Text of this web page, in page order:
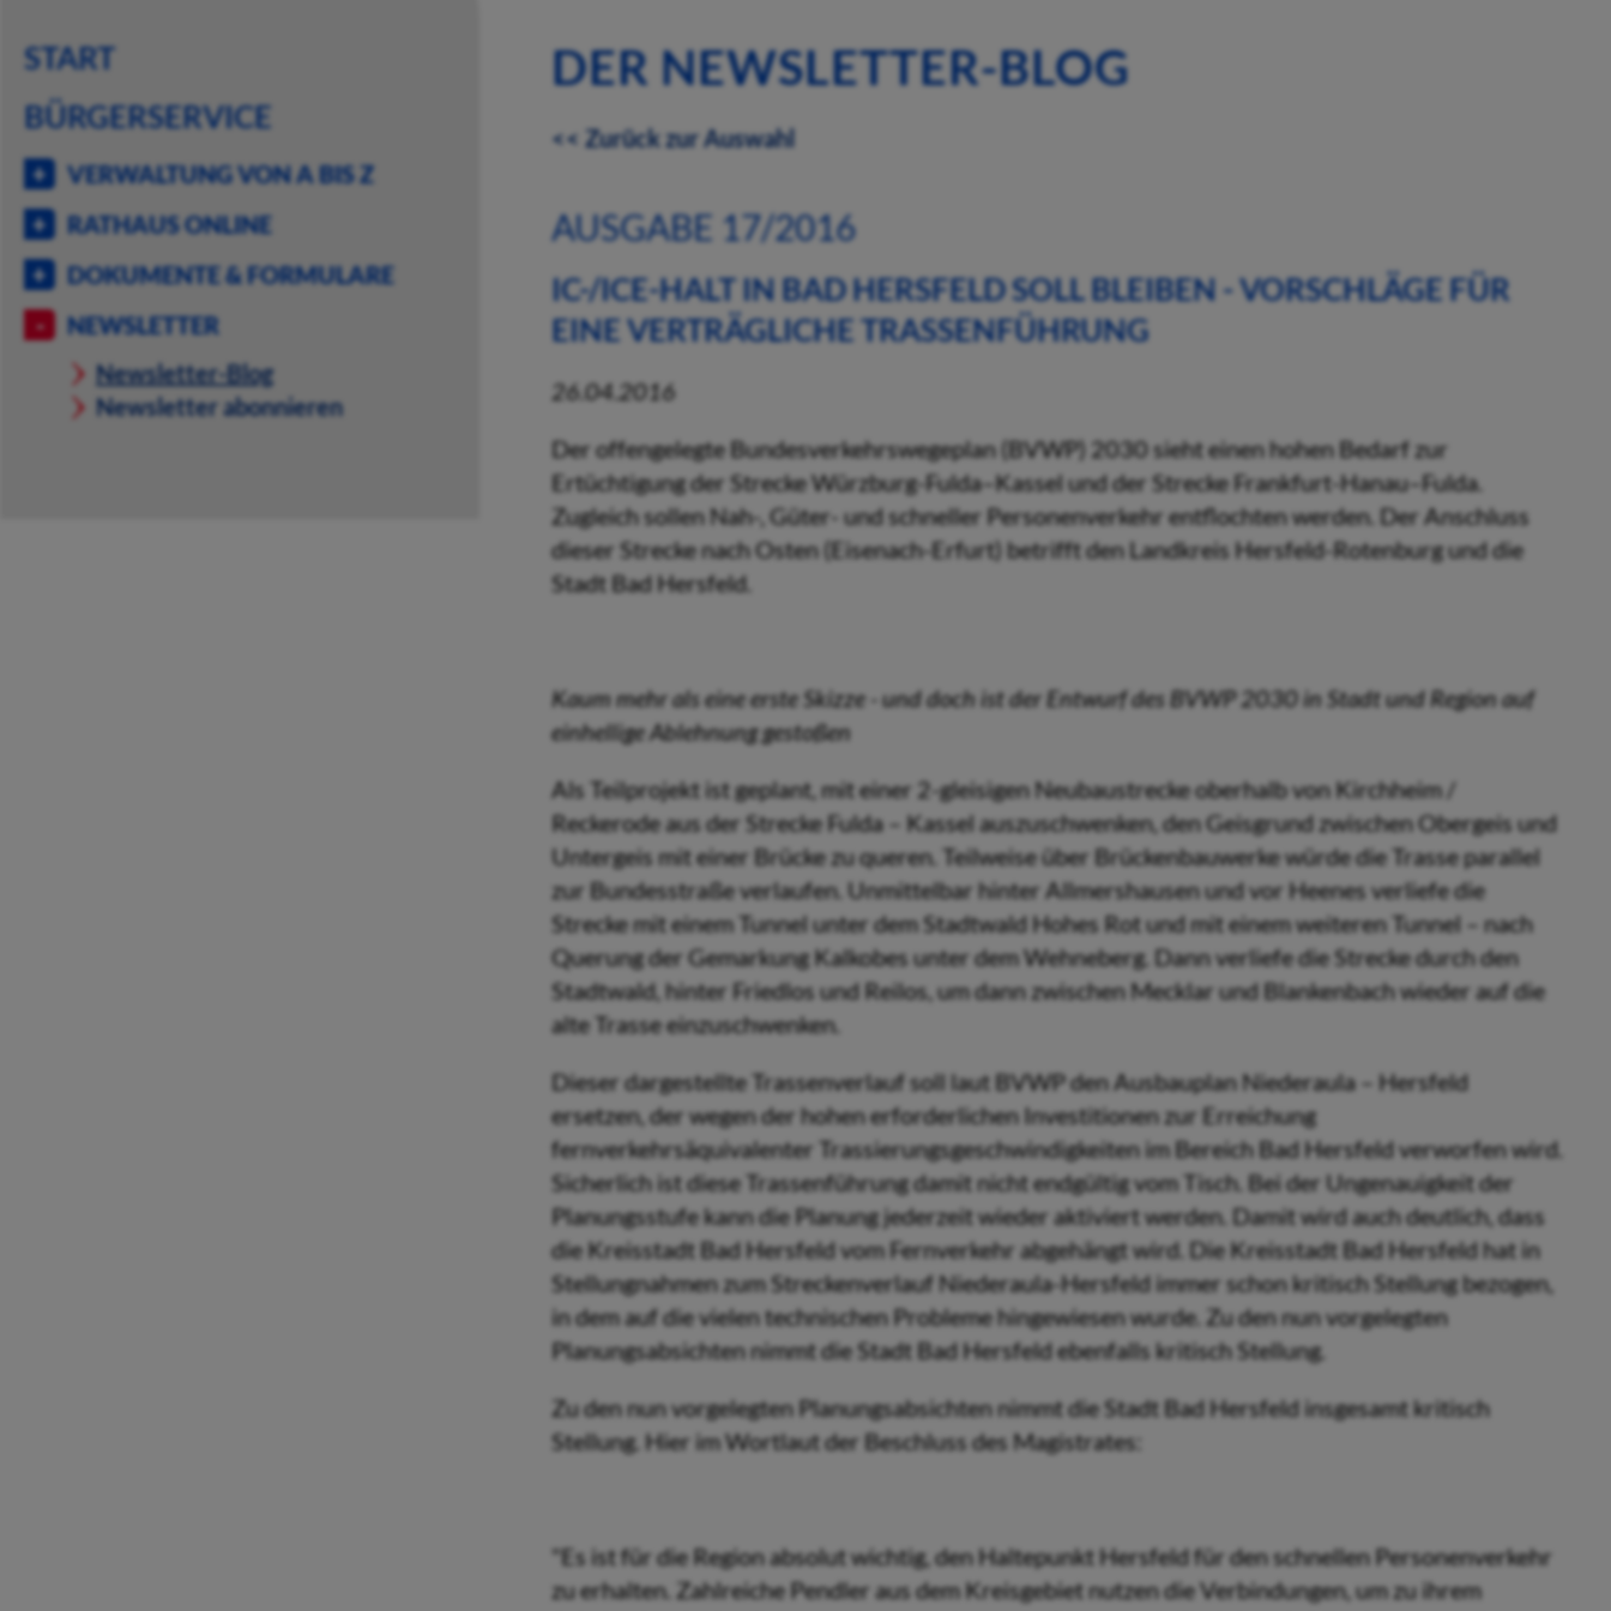
START
BÜRGERSERVICE
VERWALTUNG VON A BIS Z
RATHAUS ONLINE
DOKUMENTE & FORMULARE
NEWSLETTER
Newsletter-Blog
Newsletter abonnieren
DER NEWSLETTER-BLOG
<< Zurück zur Auswahl
AUSGABE 17/2016
IC-/ICE-HALT IN BAD HERSFELD SOLL BLEIBEN - VORSCHLÄGE FÜR
EINE VERTRÄGLICHE TRASSENFÜHRUNG
26.04.2016
Der offengelegte Bundesverkehrswegeplan (BVWP) 2030 sieht einen hohen Bedarf zur
Ertüchtigung der Strecke Würzburg-Fulda–Kassel und der Strecke Frankfurt-Hanau–Fulda.
Zugleich sollen Nah-, Güter- und schneller Personenverkehr entflochten werden. Der Anschluss
dieser Strecke nach Osten (Eisenach-Erfurt) betrifft den Landkreis Hersfeld-Rotenburg und die
Stadt Bad Hersfeld.
Kaum mehr als eine erste Skizze - und doch ist der Entwurf des BVWP 2030 in Stadt und Region auf
einhellige Ablehnung gestoßen
Als Teilprojekt ist geplant, mit einer 2-gleisigen Neubaustrecke oberhalb von Kirchheim /
Reckerode aus der Strecke Fulda – Kassel auszuschwenken, den Geisgrund zwischen Obergeis und
Untergeis mit einer Brücke zu queren. Teilweise über Brückenbauwerke würde die Trasse parallel
zur Bundesstraße verlaufen. Unmittelbar hinter Allmershausen und vor Heenes verliefe die
Strecke mit einem Tunnel unter dem Stadtwald Hohes Rot und mit einem weiteren Tunnel – nach
Querung der Gemarkung Kalkobes unter dem Wehneberg. Dann verliefe die Strecke durch den
Stadtwald, hinter Friedlos und Reilos, um dann zwischen Mecklar und Blankenbach wieder auf die
alte Trasse einzuschwenken.
Dieser dargestellte Trassenverlauf soll laut BVWP den Ausbauplan Niederaula – Hersfeld
ersetzen, der wegen der hohen erforderlichen Investitionen zur Erreichung
fernverkehrsäquivalenter Trassierungsgeschwindigkeiten im Bereich Bad Hersfeld verworfen wird.
Sicherlich ist diese Trassenführung damit nicht endgültig vom Tisch. Bei der Ungenauigkeit der
Planungsstufe kann die Planung jederzeit wieder aktiviert werden. Damit wird auch deutlich, dass
die Kreisstadt Bad Hersfeld vom Fernverkehr abgehängt wird. Die Kreisstadt Bad Hersfeld hat in
Stellungnahmen zum Streckenverlauf Niederaula-Hersfeld immer schon kritisch Stellung bezogen,
in dem auf die vielen technischen Probleme hingewiesen wurde. Zu den nun vorgelegten
Planungsabsichten nimmt die Stadt Bad Hersfeld ebenfalls kritisch Stellung.
Zu den nun vorgelegten Planungsabsichten nimmt die Stadt Bad Hersfeld insgesamt kritisch
Stellung. Hier im Wortlaut der Beschluss des Magistrates:
"Es ist für die Region absolut wichtig, den Haltepunkt Hersfeld für den schnellen Personenverkehr
zu erhalten. Zahlreiche Pendler aus dem Kreisgebiet nutzen die Verbindungen, um zu ihrem